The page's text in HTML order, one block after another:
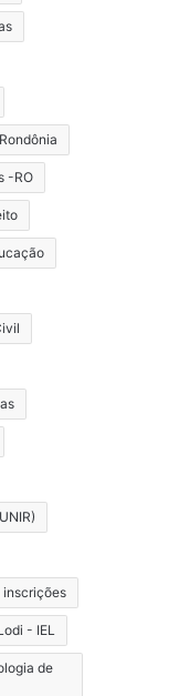
-RO
inscrições
- IEL
de